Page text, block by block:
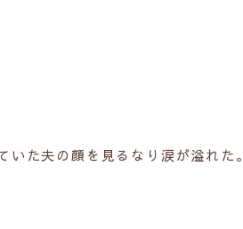
いた夫の顔を見るなり涙が溢れた。